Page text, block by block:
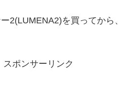
2(LUMENA2)を買ってから
スポンサーリンク